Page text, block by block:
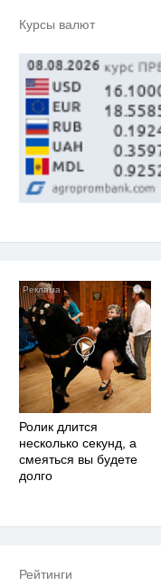
Курсы валют
i
Ролик длится
несколько секунд, а
смеяться вы будете
долго
Рейтинги